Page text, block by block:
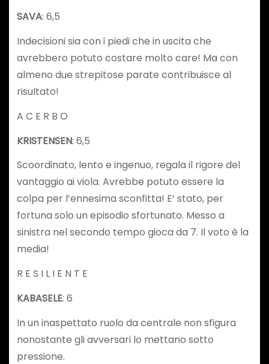
SAVA: 6,5
Indecisioni sia con i piedi che in uscita che
avrebbero potuto costare molto care! Ma con
almeno due strepitose parate contribuisce al
risultato!
A C E R B O
KRISTENSEN: 6,5
Scoordinato, lento e ingenuo, regala il rigore del
vantaggio ai viola. Avrebbe potuto essere la
colpa per l’ennesima sconfitta! E’ stato, per
fortuna solo un episodio sfortunato. Messo a
sinistra nel secondo tempo gioca da 7. Il voto è la
media!
R E S I L I E N T E
KABASELE: 6
In un inaspettato ruolo da centrale non sfigura
nonostante gli avversari lo mettano sotto
pressione.